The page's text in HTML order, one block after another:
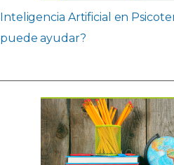
Inteligencia Artificial en
puede ayudar?